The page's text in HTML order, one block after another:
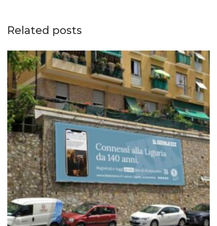
Related posts